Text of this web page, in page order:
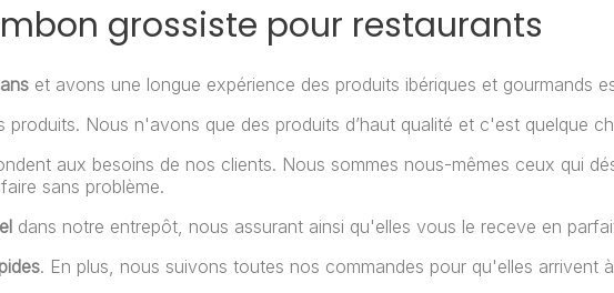
grossiste pour restaurants
et avons une longue expérience des produits ibériques et gourmands
produits. Nous n'avons que des produits d’haut qualité et c'est quelque
aux besoins de nos clients. Nous sommes nous-mêmes ceux qui
sans problème.
dans notre entrepôt, nous assurant ainsi qu'elles vous le receve en
. En plus, nous suivons toutes nos commandes pour qu'elles arrivent